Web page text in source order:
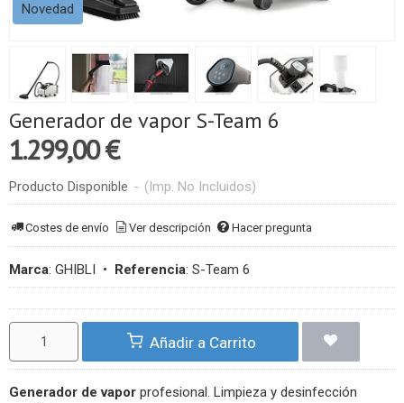
Novedad
Generador de vapor S-Team 6
1.299,00 €
Producto Disponible - (Imp. No Incluidos)
Costes de envío Ver descripción Hacer pregunta
Marca: GHIBLI • Referencia: S-Team 6
Añadir a Carrito
Generador de vapor profesional. Limpieza y desinfección